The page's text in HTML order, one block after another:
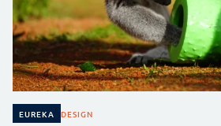
EUREKA DESIGN